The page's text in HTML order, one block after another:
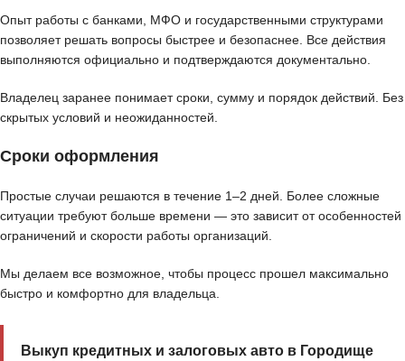
Опыт работы с банками, МФО и государственными структурами
позволяет решать вопросы быстрее и безопаснее. Все действия
выполняются официально и подтверждаются документально.
Владелец заранее понимает сроки, сумму и порядок действий. Без
скрытых условий и неожиданностей.
Сроки оформления
Простые случаи решаются в течение 1–2 дней. Более сложные
ситуации требуют больше времени — это зависит от особенностей
ограничений и скорости работы организаций.
Мы делаем все возможное, чтобы процесс прошел максимально
быстро и комфортно для владельца.
Выкуп кредитных и залоговых авто в Городище